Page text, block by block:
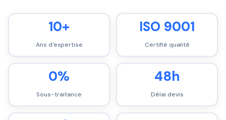
10+
Ans d'expertise
ISO 9001
Certifié qualité
0%
Sous-traitance
48h
Délai devis